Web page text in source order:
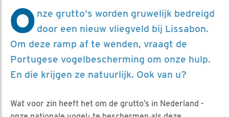
O nze grutto's worden gruwelijk bedreigd
door een nieuw vliegveld bij Lissabon.
Om deze ramp af te wenden, vraagt de
Portugese vogelbescherming om onze hulp.
En die krijgen ze natuurlijk. Ook van u?
Wat voor zin heeft het om de grutto’s in Nederland -